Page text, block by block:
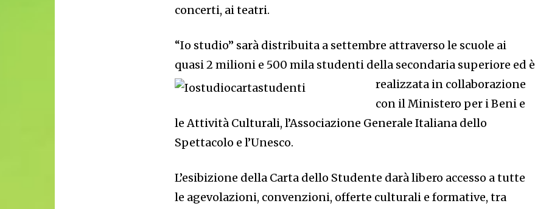
concerti, ai teatri.
“Io studio” sarà distribuita a settembre attraverso le scuole ai
quasi 2 milioni e 500 mila studenti della secondaria superiore ed è
realizzata in collaborazione
con il Ministero per i Beni e
le Attività Culturali, l’Associazione Generale Italiana dello
Spettacolo e l’Unesco.
L’esibizione della Carta dello Studente darà libero accesso a tutte
le agevolazioni, convenzioni, offerte culturali e formative, tra